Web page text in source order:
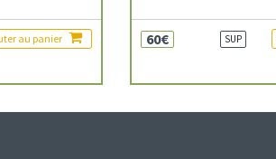
au panier 60€ SUP